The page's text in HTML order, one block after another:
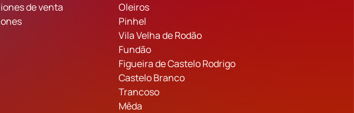
de venta
Oleiros
Pinhel
Vila Velha de Rodão
Fundão
Figueira de Castelo Rodrigo
Castelo Branco
Trancoso
Mêda